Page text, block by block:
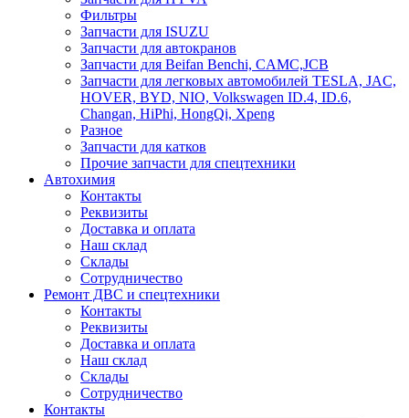
Фильтры
Запчасти для ISUZU
Запчасти для автокранов
Запчасти для Beifan Benchi, CAMC,JCB
Запчасти для легковых автомобилей TESLA, JAC,
HOVER, BYD, NIO, Volkswagen ID.4, ID.6,
Changan, HiPhi, HongQi, Xpeng
Разное
Запчасти для катков
Прочие запчасти для спецтехники
Автохимия
Контакты
Реквизиты
Доставка и оплата
Наш склад
Склады
Сотрудничество
Ремонт ДВС и спецтехники
Контакты
Реквизиты
Доставка и оплата
Наш склад
Склады
Сотрудничество
Контакты